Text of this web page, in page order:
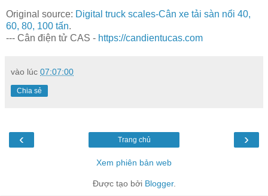
Original source: Digital truck scales-Cân xe tải sàn nổi 40,
60, 80, 100 tấn.
--- Cân điện tử CAS - https://candientucas.com
vào lúc 07:07:00
Chia sẻ
‹ ›
Trang chủ
Xem phiên bản web
Được tạo bởi Blogger.